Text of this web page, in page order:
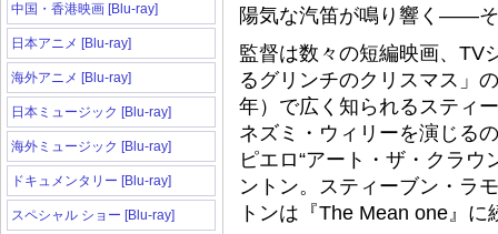
中国・香港映画 [Blu-ray]
日本アニメ [Blu-ray]
海外アニメ [Blu-ray]
日本ミュージック [Blu-ray]
海外ミュージック [Blu-ray]
ドキュメンタリー [Blu-ray]
スペシャル ショー [Blu-ray]
陽気な汽笛が鳴り響く——
監督は数々の短編映画、TV
るグリンチのクリスマス」
年）で広く知られるスティ
ネズミ・ウィリーを演じる
ピエロ“アート・ザ・クラ
ントン。スティーブン・ラ
トンは『The Mean one』